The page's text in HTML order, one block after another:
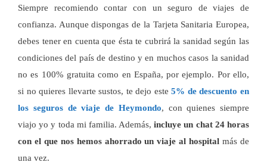
Siempre recomiendo contar con un seguro de viajes de
confianza. Aunque dispongas de la Tarjeta Sanitaria Europea,
debes tener en cuenta que ésta te cubrirá la sanidad según las
condiciones del país de destino y en muchos casos la sanidad
no es 100% gratuita como en España, por ejemplo. Por ello,
si no quieres llevarte sustos, te dejo este5% de descuento en
los seguros de viaje de Heymondo, con quienes siempre
viajo yo y toda mi familia. Además,incluye un chat 24 horas
con el que nos hemos ahorrado un viaje al hospital más de
una vez.